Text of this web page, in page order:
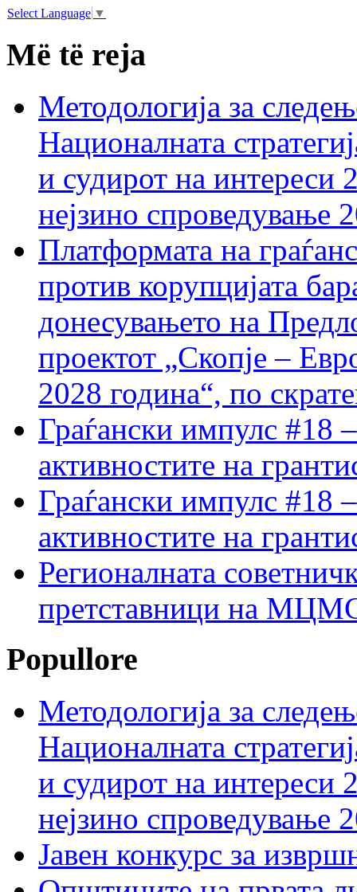
Select Language ▼
Më të reja
Методологија за
Националната
и судирот на интереси
нејзино спроведување
Платформата на
против корупцијата
донесувањето на
проектот „Скопје –
2028 година“, по
Граѓански импулс #18
активностите на
Граѓански импулс #18
активностите на
Регионалната
претставници на МЦМС
Popullore
Методологија за
Националната
и судирот на интереси
нејзино спроведување
Јавен конкурс за